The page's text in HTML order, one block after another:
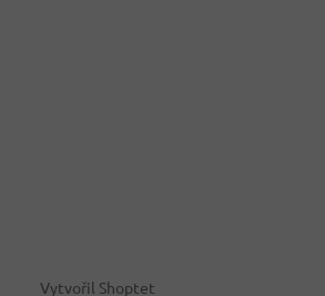
Vytvořil Shoptet